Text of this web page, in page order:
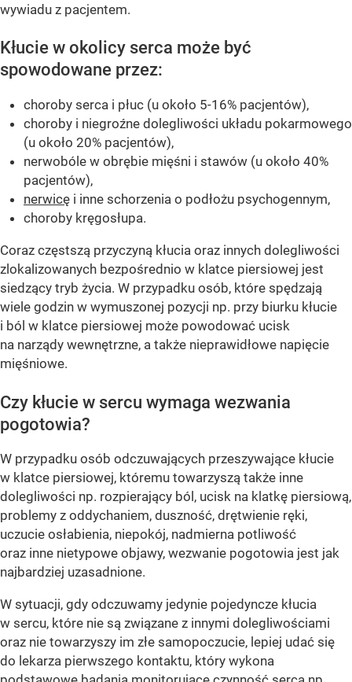
wywiadu z pacjentem.
Kłucie w okolicy serca może być
spowodowane przez:
choroby serca i płuc (u około 5-16% pacjentów),
choroby i niegroźne dolegliwości układu pokarmowego
(u około 20% pacjentów),
nerwobóle w obrębie mięśni i stawów (u około 40%
pacjentów),
nerwicę i inne schorzenia o podłożu psychogennym,
choroby kręgosłupa.
Coraz częstszą przyczyną kłucia oraz innych dolegliwości
zlokalizowanych bezpośrednio w klatce piersiowej jest
siedzący tryb życia. W przypadku osób, które spędzają
wiele godzin w wymuszonej pozycji np. przy biurku kłucie
i ból w klatce piersiowej może powodować ucisk
na narządy wewnętrzne, a także nieprawidłowe napięcie
mięśniowe.
Czy kłucie w sercu wymaga wezwania
pogotowia?
W przypadku osób odczuwających przeszywające kłucie
w klatce piersiowej, któremu towarzyszą także inne
dolegliwości np. rozpierający ból, ucisk na klatkę piersiową,
problemy z oddychaniem, duszność, drętwienie ręki,
uczucie osłabienia, niepokój, nadmierna potliwość
oraz inne nietypowe objawy, wezwanie pogotowia jest jak
najbardziej uzasadnione.
W sytuacji, gdy odczuwamy jedynie pojedyncze kłucia
w sercu, które nie są związane z innymi dolegliwościami
oraz nie towarzyszy im złe samopoczucie, lepiej udać się
do lekarza pierwszego kontaktu, który wykona